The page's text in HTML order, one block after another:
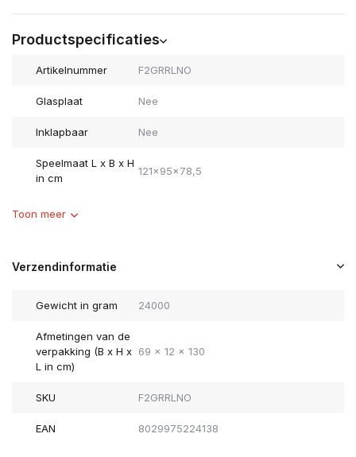
Productspecificaties
Artikelnummer F2GRRLNO
Glasplaat Nee
Inklapbaar Nee
Speelmaat L x B x H
in cm
121x95x78,5
Toon meer
Verzendinformatie
Gewicht in gram 24000
Afmetingen van de
verpakking (B x H x
L in cm)
69 x 12 x 130
SKU F2GRRLNO
EAN 8029975224138